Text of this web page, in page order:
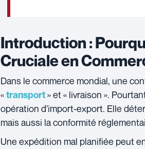
Introduction :
Cruciale en
Dans le commerce mondial, une
«transport» et « livraison ».
opération d’import-export. Elle
mais aussi la conformité
Une expédition mal planifiée peut